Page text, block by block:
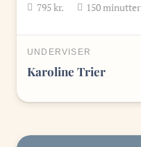
795kr. 150minutter
UNDERVISER
Karoline Trier